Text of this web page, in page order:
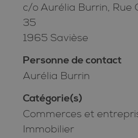
c/o Aurélia Burrin, Rue
35
1965 Savièse
Personne de contact
Aurélia Burrin
Catégorie(s)
Commerces et
Immobilier